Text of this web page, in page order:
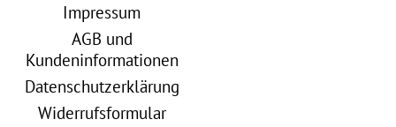
Impressum
AGB und
Kundeninformationen
Datenschutzerklärung
Widerrufsformular